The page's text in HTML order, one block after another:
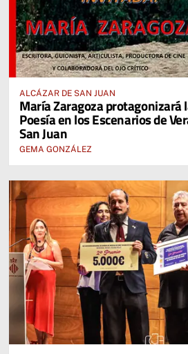
ALCÁZAR DE SAN JUAN
María Zaragoza protagonizará
Poesía en los Escenarios de
San Juan
GEMA GONZÁLEZ